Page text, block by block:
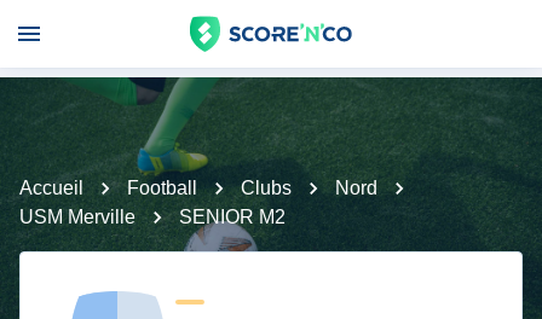
Accueil Football Clubs
Nord
USM Merville
SENIOR M2